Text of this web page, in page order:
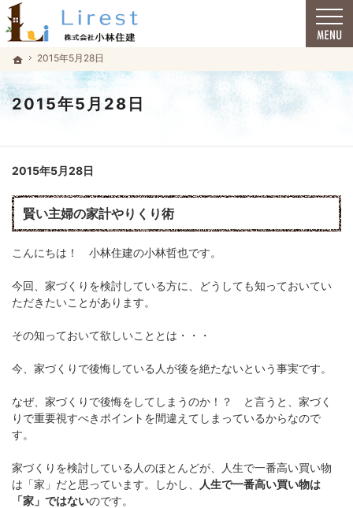
ホーム
2015年5月28日
2015年5月28日
福井市で安心の一戸建て｜小林住建
福井市で安心の一戸建て｜小林住建
2015年5月28日
賢い主婦の家計やりくり術
こんにちは！ 小林住建の小林哲也です。
今回、家づくりを検討している方に、どうしても知っておいてい
ただきたいことがあります。
その知っておいて欲しいこととは・・・
今、家づくりで後悔している人が後を絶たないという事実です。
なぜ、家づくりで後悔をしてしまうのか！？ と言うと、家づく
りで重要視すべきポイントを間違えてしまっているからなので
す。
家づくりを検討している人のほとんどが、人生で一番高い買い物
は「家」だと思っています。しかし、
人生で一番高い買い物は
「家」ではないのです。
ホーム
2015年5月28日